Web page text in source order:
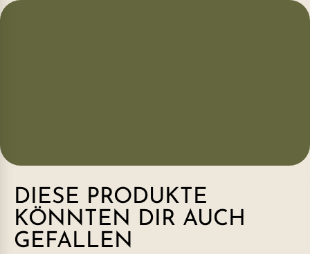
DIESE PRODUKTE
KÖNNTEN DIR AUCH
GEFALLEN